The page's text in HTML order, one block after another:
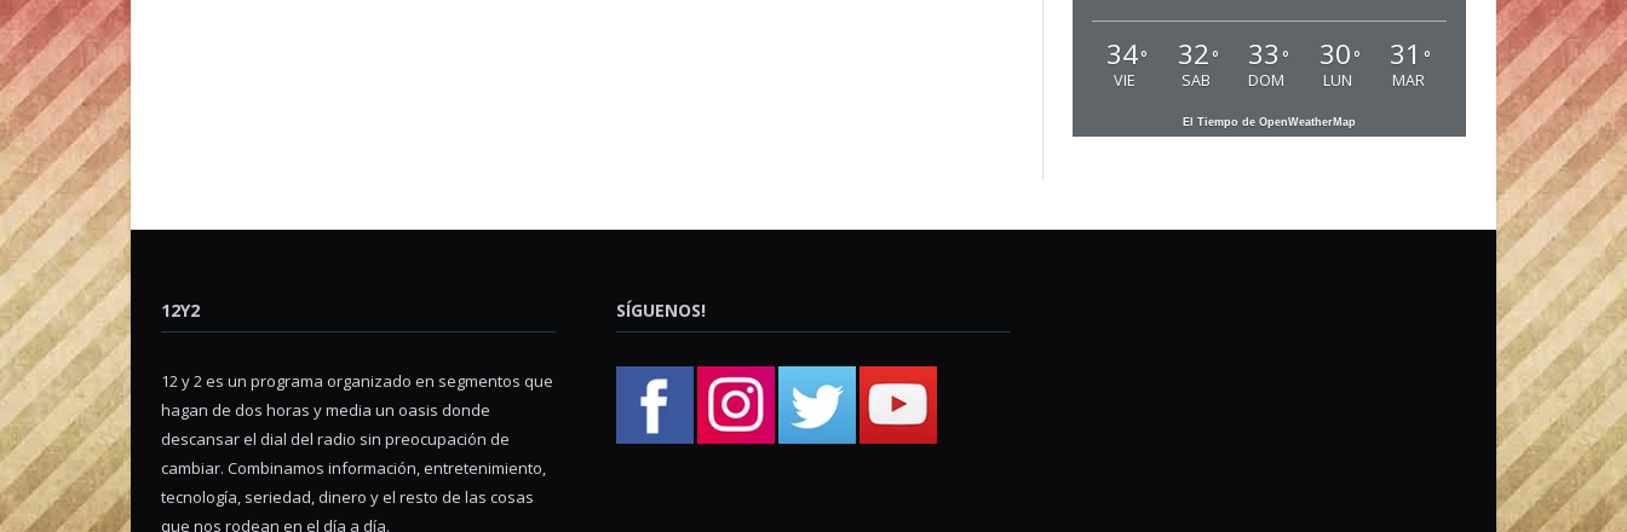
34°
VIE
32 °
SAB
33 °
DOM
30 °
LUN
31 °
MAR
El Tiempo de OpenWeatherMap
12Y2
12 y 2 es un programa organizado en segmentos que
hagan de dos horas y media un oasis donde
descansar el dial del radio sin preocupación de
cambiar. Combinamos información, entretenimiento,
tecnología, seriedad, dinero y el resto de las cosas
que nos rodean en el día a día.
SÍGUENOS!